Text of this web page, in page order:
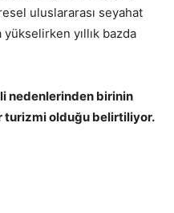
uluslararası seyahat
yıllık bazda
nedenlerinden birinin
turizmi olduğu belirtiliyor.